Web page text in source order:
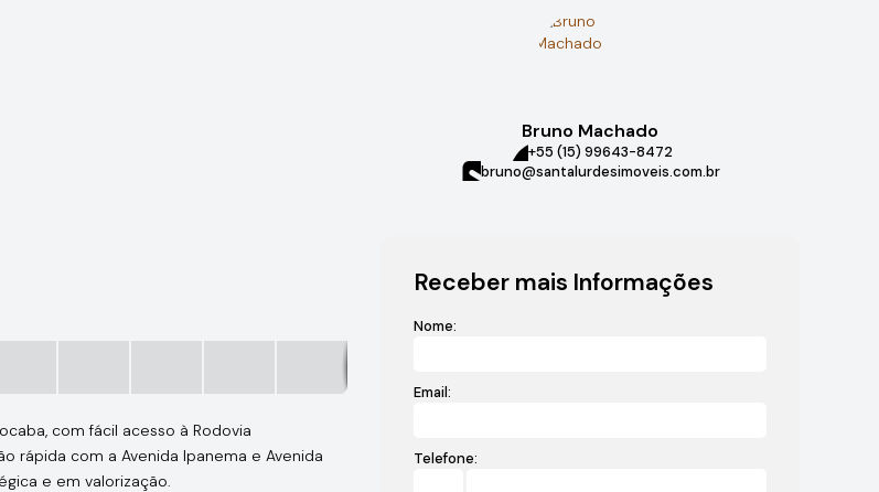
com fácil acesso à Rodovia
rápida com a Avenida Ipanema e Avenida
e em valorização.
Bruno Machado
+55 (15) 99643-8472
bruno@santalurdesimoveis.com.br
Receber mais Informações
Nome:
Email:
Telefone: